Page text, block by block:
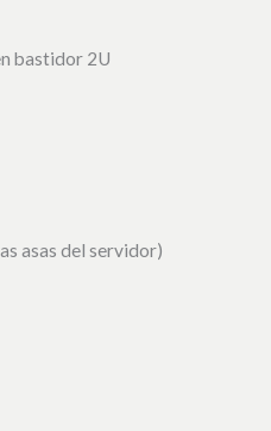
bastidor 2U
asas del servidor)